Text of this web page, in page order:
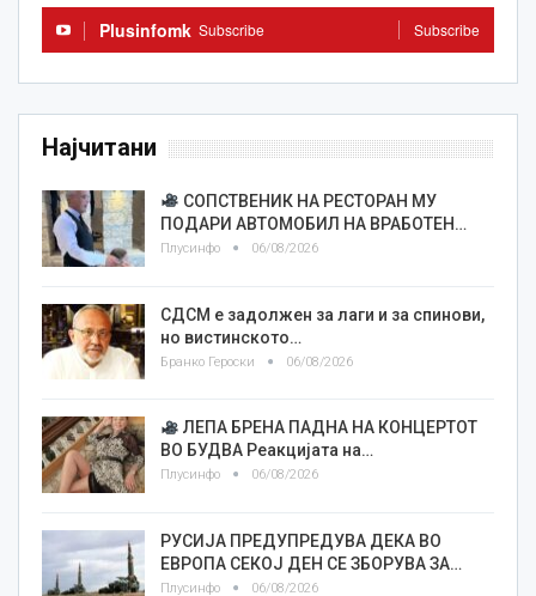
Plusinfomk Subscribe Subscribe
Најчитани
СОПСТВЕНИК НА РЕСТОРАН МУ
ПОДАРИ АВТОМОБИЛ НА ВРАБОТЕН…
Плусинфо 06/08/2026
СДСМ е задолжен за лаги и за спинови,
но вистинското…
Бранко Героски 06/08/2026
ЛЕПА БРЕНА ПАДНА НА КОНЦЕРТОТ
ВО БУДВА Реакцијата на…
Плусинфо 06/08/2026
РУСИЈА ПРЕДУПРЕДУВА ДЕКА ВО
ЕВРОПА СЕКОЈ ДЕН СЕ ЗБОРУВА ЗА…
Плусинфо 06/08/2026